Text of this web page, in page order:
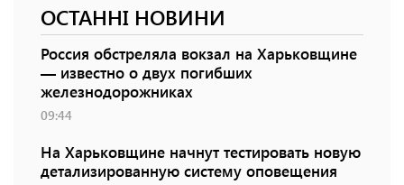
ОСТАННІ НОВИНИ
Россия обстреляла вокзал на Харьковщине
— известно о двух погибших
железнодорожниках
09:44
На Харьковщине начнут тестировать новую
детализированную систему оповещения